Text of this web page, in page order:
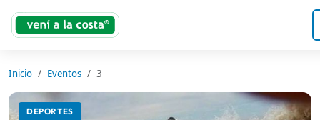
Inicio Eventos 3
DEPORTES